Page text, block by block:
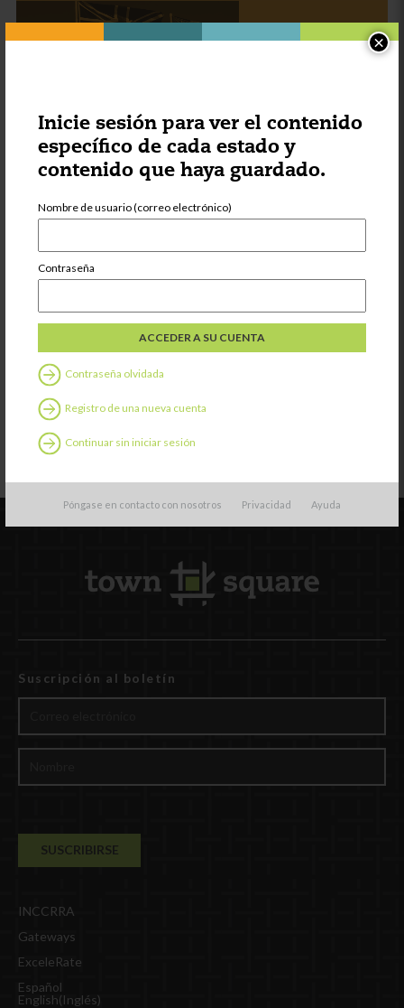
Inicie sesión para ver el contenido
específico de cada estado y
contenido que haya guardado.
Nombre de usuario (correo electrónico)
Contraseña
Contraseña olvidada
Registro de una nueva cuenta
Continuar sin iniciar sesión
Póngase en contacto con nosotros Privacidad Ayuda
×
Categoría:Aprendiendo
Learners
Categoría:Voces de
Provider Blog-I
Secondhand (Part
Suscripción al boletín
INCCRRA
Gateways
ExceleRate
Español
English(Inglés)